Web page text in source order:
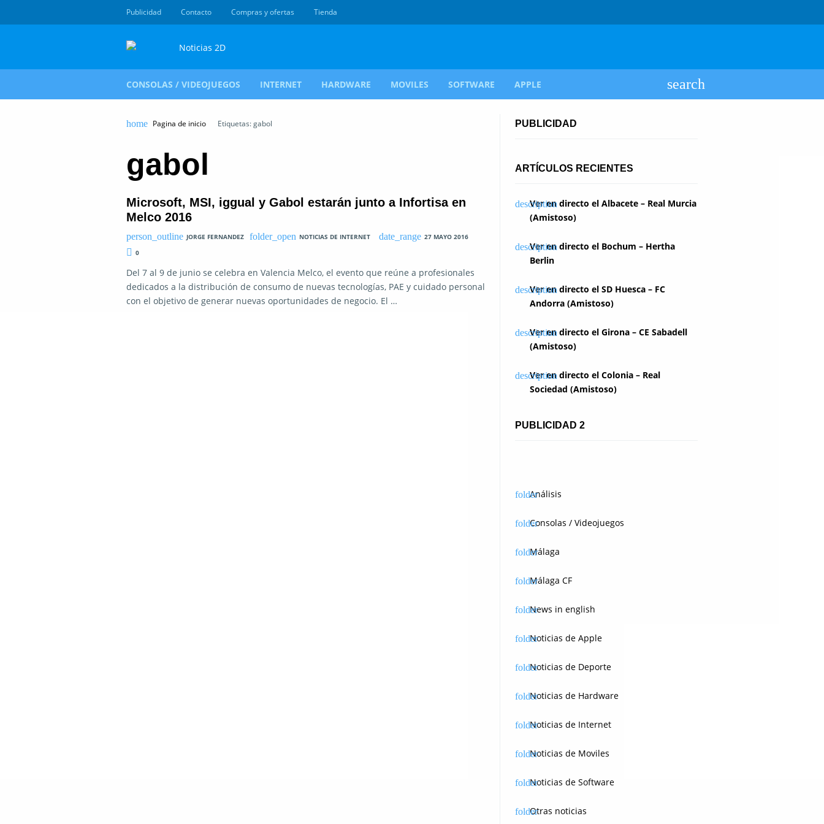
Publicidad Contacto Compras y ofertas Tienda
CONSOLAS / VIDEOJUEGOS INTERNET HARDWARE MOVILES SOFTWARE APPLE
Pagina de inicio Etiquetas: gabol
gabol
Microsoft, MSI, iggual y Gabol estarán junto a Infortisa en
Melco 2016
JORGE FERNANDEZ NOTICIAS DE INTERNET
27 MAYO 2016
0
Del 7 al 9 de junio se celebra en Valencia Melco, el evento que reúne a profesionales
dedicados a la distribución de consumo de nuevas tecnologías, PAE y cuidado personal
con el objetivo de generar nuevas oportunidades de negocio. El …
PUBLICIDAD
ARTÍCULOS RECIENTES
Ver en directo el Albacete – Real Murcia
(Amistoso)
Ver en directo el Bochum – Hertha
Berlin
Ver en directo el SD Huesca – FC
Andorra (Amistoso)
Ver en directo el Girona – CE Sabadell
(Amistoso)
Ver en directo el Colonia – Real
Sociedad (Amistoso)
PUBLICIDAD 2
Análisis
Consolas / Videojuegos
Málaga
Málaga CF
News in english
Noticias de Apple
Noticias de Deporte
Noticias de Hardware
Noticias de Internet
Noticias de Moviles
Noticias de Software
Otras noticias